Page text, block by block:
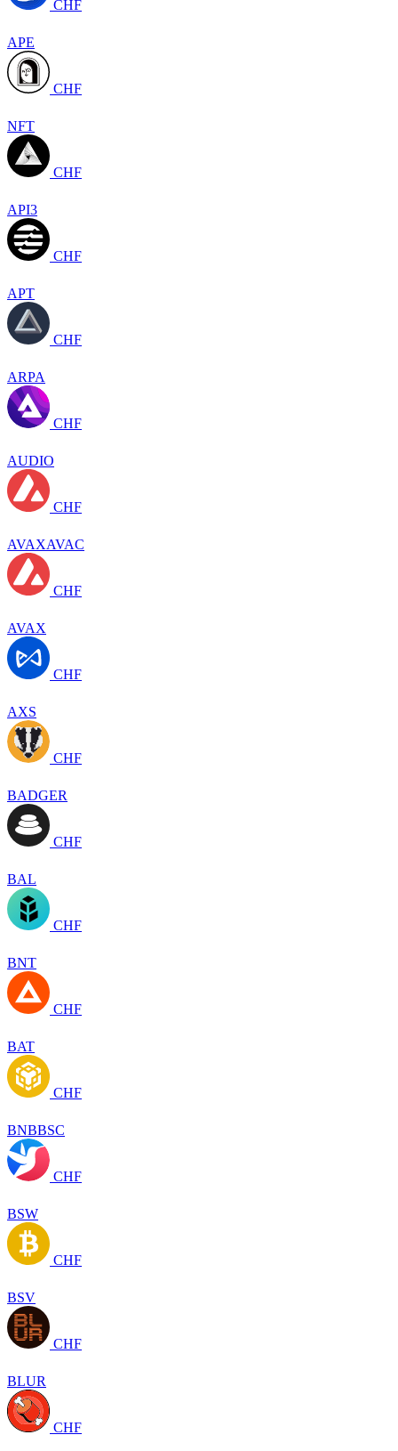
CHF
APE
CHF
NFT
CHF
API3
CHF
APT
CHF
ARPA
CHF
AUDIO
CHF
AVAXAVAC
CHF
AVAX
CHF
AXS
CHF
BADGER
CHF
BAL
CHF
BNT
CHF
BAT
CHF
BNBBSC
CHF
BSW
CHF
BSV
CHF
BLUR
CHF